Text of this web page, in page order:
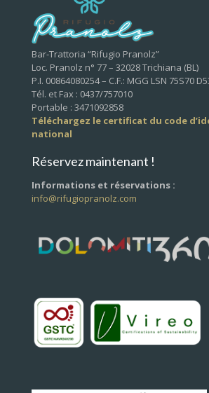
Bar-Trattoria “Rifugio Pranolz”
Loc. Pranolz n° 77 – 32028 Trichiana (BL)
P.I. 00864080254 – C.F.: MGG LSN 75S70
Tél. et Fax : 0437/757010
Portable : 3471092858
Téléchargez le certificat du code
national
Réservez maintenant !
Informations et réservations :
info@rifugiopranolz.com